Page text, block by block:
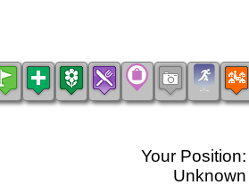
Your Position:
Unknown